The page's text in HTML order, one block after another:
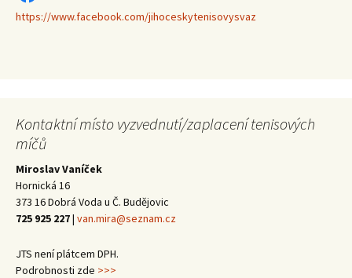
https://www.facebook.com/jihoceskytenisovysvaz
Kontaktní místo vyzvednutí/zaplacení tenisových
míčů
Miroslav Vaníček
Hornická 16
373 16 Dobrá Voda u Č. Budějovic
725 925 227| van.mira@seznam.cz
JTS není plátcem DPH.
Podrobnosti zde >>>